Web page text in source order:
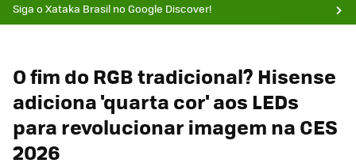
Siga o Xataka Brasil no Google Discover!
O fim do RGB tradicional? Hisense
adiciona 'quarta cor' aos LEDs
para revolucionar imagem na CES
2026